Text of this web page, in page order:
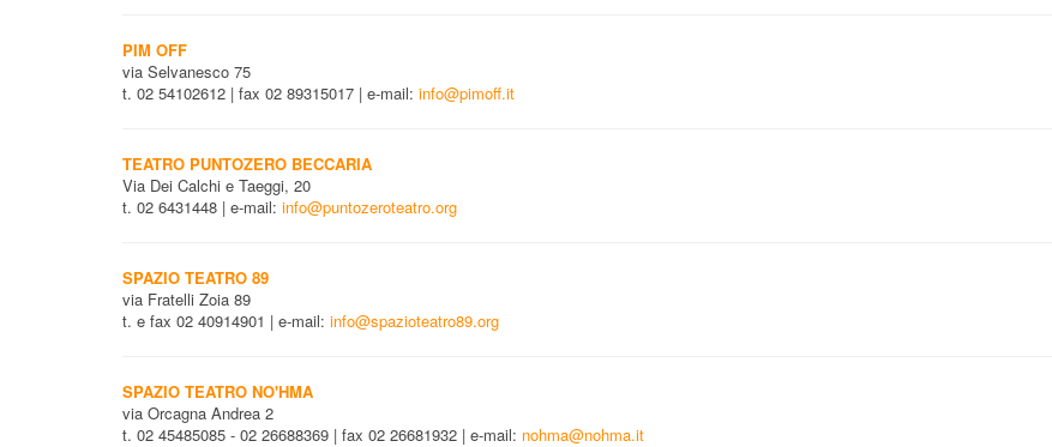
PIM OFF
via Selvanesco 75
t. 02 54102612 | fax 02 89315017 | e-mail: info@pimoff.it
TEATRO PUNTOZERO BECCARIA
Via Dei Calchi e Taeggi, 20
t. 02 6431448 | e-mail: info@puntozeroteatro.org
SPAZIO TEATRO 89
via Fratelli Zoia 89
t. e fax 02 40914901 | e-mail: info@spazioteatro89.org
SPAZIO TEATRO NO'HMA
via Orcagna Andrea 2
t. 02 45485085 - 02 26688369 | fax 02 26681932 | e-mail: nohma@nohma.it